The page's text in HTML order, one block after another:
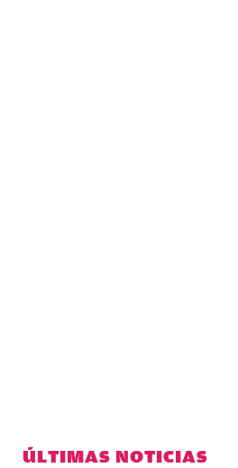
ÚLTIMAS NOTICIAS